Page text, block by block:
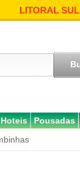
LITORAL SUL
Hoteis Pousadas